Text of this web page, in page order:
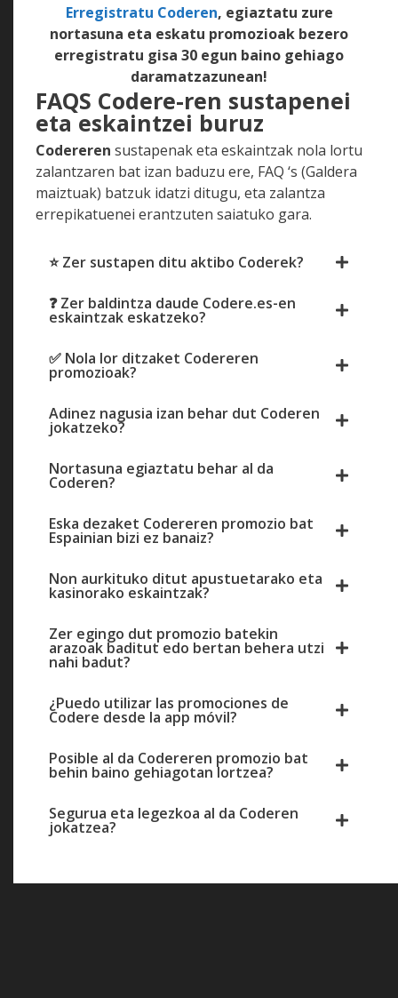
Erregistratu Coderen, egiaztatu zure
nortasuna eta eskatu promozioak bezero
erregistratu gisa 30 egun baino gehiago
daramatzazunean!
FAQS Codere-ren sustapenei
eta eskaintzei buruz
Codereren sustapenak eta eskaintzak nola lortu
zalantzaren bat izan baduzu ere, FAQ ‘s (Galdera
maiztuak) batzuk idatzi ditugu, eta zalantza
errepikatuenei erantzuten saiatuko gara.
⭐ Zer sustapen ditu aktibo Coderek?
❓ Zer baldintza daude Codere.es-en
eskaintzak eskatzeko?
✅ Nola lor ditzaket Codereren
promozioak?
Adinez nagusia izan behar dut Coderen
jokatzeko?
Nortasuna egiaztatu behar al da
Coderen?
Eska dezaket Codereren promozio bat
Espainian bizi ez banaiz?
Non aurkituko ditut apustuetarako eta
kasinorako eskaintzak?
Zer egingo dut promozio batekin
arazoak baditut edo bertan behera utzi
nahi badut?
¿Puedo utilizar las promociones de
Codere desde la app móvil?
Posible al da Codereren promozio bat
behin baino gehiagotan lortzea?
Segurua eta legezkoa al da Coderen
jokatzea?